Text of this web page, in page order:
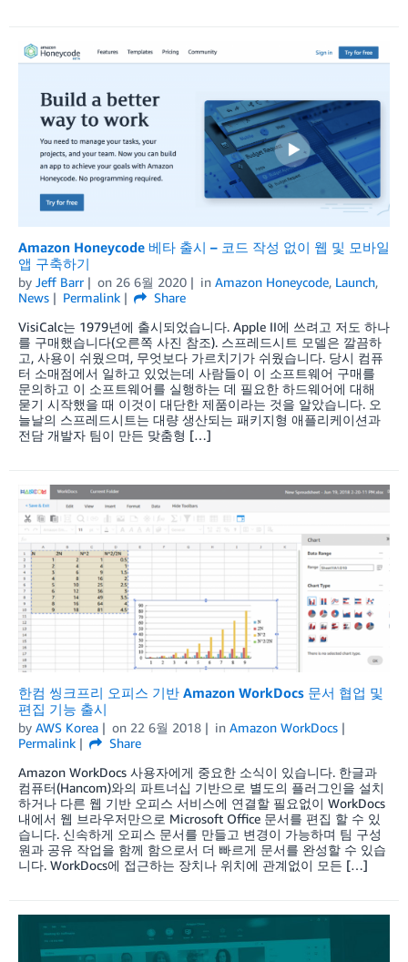
Amazon Honeycode 베타 출시 – 코드 작성 없이 웹 및 모바일
앱 구축하기
by Jeff Barr on 26 6월 2020 in Amazon Honeycode, Launch,
News
Permalink
Share
VisiCalc는 1979년에 출시되었습니다. Apple II에 쓰려고 저도 하나
를 구매했습니다(오른쪽 사진 참조). 스프레드시트 모델은 깔끔하
고, 사용이 쉬웠으며, 무엇보다 가르치기가 쉬웠습니다. 당시 컴퓨
터 소매점에서 일하고 있었는데 사람들이 이 소프트웨어 구매를
문의하고 이 소프트웨어를 실행하는 데 필요한 하드웨어에 대해
묻기 시작했을 때 이것이 대단한 제품이라는 것을 알았습니다. 오
늘날의 스프레드시트는 대량 생산되는 패키지형 애플리케이션과
전담 개발자 팀이 만든 맞춤형 […]
한컴 씽크프리 오피스 기반 Amazon WorkDocs 문서 협업 및
편집 기능 출시
by AWS Korea on 22 6월 2018 in Amazon WorkDocs
Permalink
Share
Amazon WorkDocs 사용자에게 중요한 소식이 있습니다. 한글과
컴퓨터(Hancom)와의 파트너십 기반으로 별도의 플러그인을 설치
하거나 다른 웹 기반 오피스 서비스에 연결할 필요없이 WorkDocs
내에서 웹 브라우저만으로 Microsoft Office 문서를 편집 할 수 있
습니다. 신속하게 오피스 문서를 만들고 변경이 가능하며 팀 구성
원과 공유 작업을 함께 함으로서 더 빠르게 문서를 완성할 수 있습
니다. WorkDocs에 접근하는 장치나 위치에 관계없이 모든 […]